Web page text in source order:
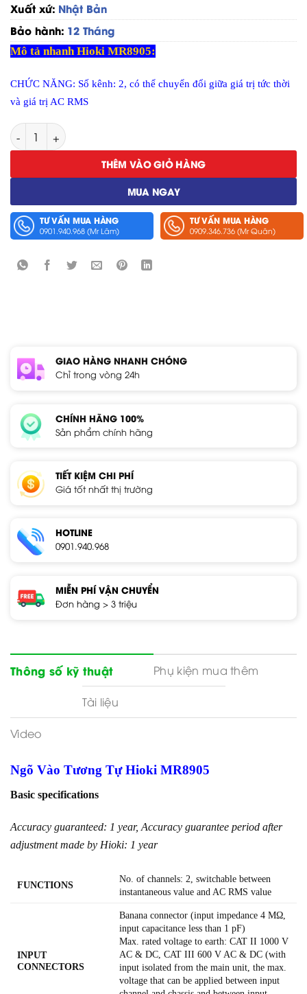
Xuất xứ: Nhật Bản
Bảo hành: 12 Tháng
Mô tả nhanh Hioki MR8905:
CHỨC NĂNG: Số kênh: 2, có thể chuyển đổi giữa giá trị tức thời
và giá trị AC RMS
Ngõ Vào Tương Tự Hioki MR8905 số lượng
THÊM VÀO GIỎ HÀNG
MUA NGAY
TƯ VẤN MUA HÀNG
0901.940.968 (Mr Lâm)
TƯ VẤN MUA HÀNG
0909.346.736 (Mr Quân)
GIAO HÀNG NHANH CHÓNG
Chỉ trong vòng 24h
CHÍNH HÃNG 100%
Sản phẩm chính hãng
TIẾT KIỆM CHI PHÍ
Giá tốt nhất thị trường
HOTLINE
0901.940.968
MIỄN PHÍ VẬN CHUYỂN
Đơn hàng > 3 triệu
Thông số kỹ thuật Phụ kiện mua thêm
Tài liệu
Video
Ngõ Vào Tương Tự Hioki MR8905
Basic specifications
Accuracy guaranteed: 1 year, Accuracy guarantee period after
adjustment made by Hioki: 1 year
FUNCTIONS
No. of channels: 2, switchable between
instantaneous value and AC RMS value
INPUT
CONNECTORS
Banana connector (input impedance 4 MΩ,
input capacitance less than 1 pF)
Max. rated voltage to earth: CAT II 1000 V
AC & DC, CAT III 600 V AC & DC (with
input isolated from the main unit, the max.
voltage that can be applied between input